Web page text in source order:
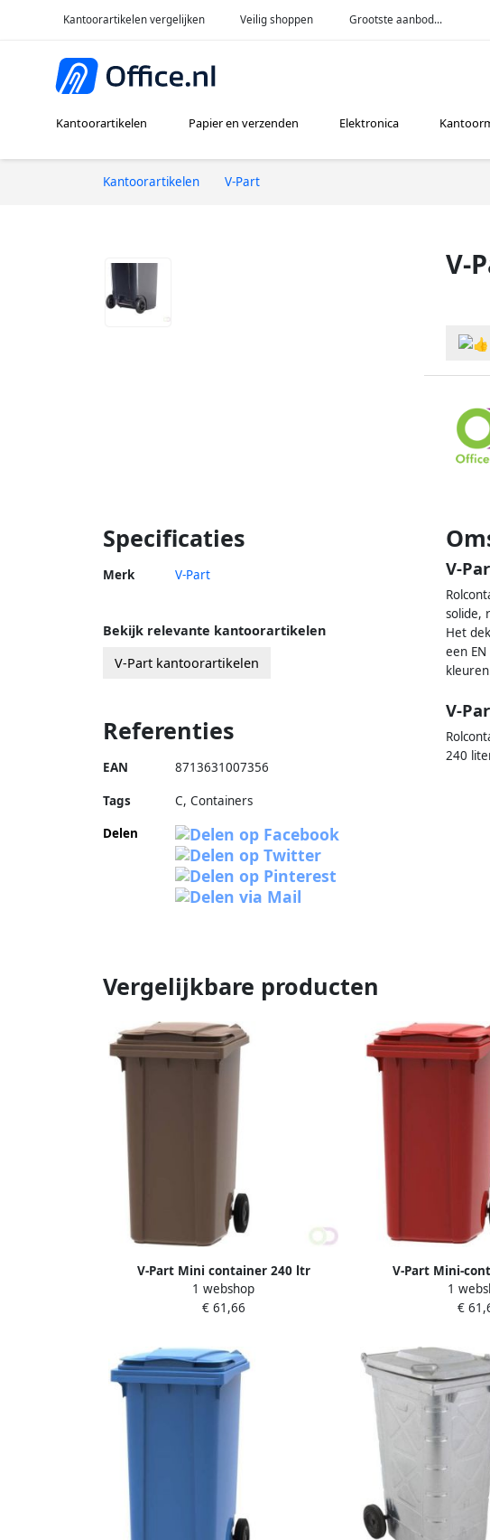
Kantoorartikelen vergelijken Veilig shoppen Grootste aanbod...
Kantoorartikelen Papier en verzenden Elektronica
Kantoorartikelen V-Part
V-
Specificaties
Merk V-Part V-
solide,
Het
een
V-
240
Bekijk relevante kantoorartikelen
V-Part kantoorartikelen
Referenties
EAN 8713631007356
Tags
C, Containers
Delen
Vergelijkbare producten
V-Part Mini container 240 ltr
1 webshop
€ 61,66
V-Part Mini-
1
€